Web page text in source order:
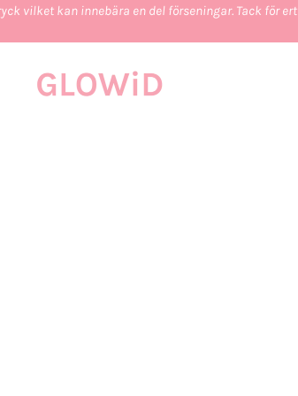
vilket kan innebära en del förseningar. Tack för
GLOWiD